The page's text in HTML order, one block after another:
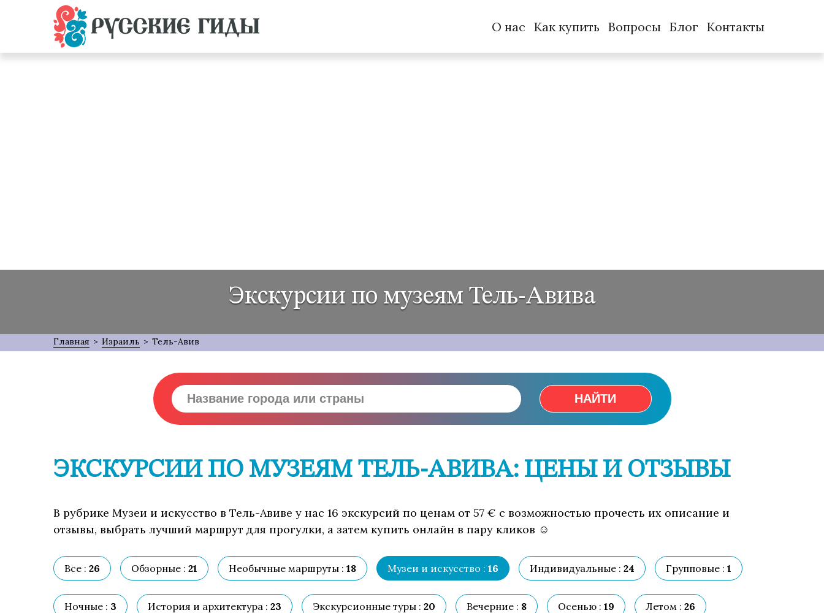
О нас Как купить Вопросы Блог Контакты
Экскурсии по музеям Тель-Авива
Главная > Израиль > Тель-Авив
НАЙТИ
ЭКСКУРСИИ ПО МУЗЕЯМ ТЕЛЬ-АВИВА: ЦЕНЫ И ОТЗЫВЫ
В рубрике Музеи и искусство в Тель-Авиве у нас 16 экскурсий по ценам от 57 € с возможностью прочесть их описание и
отзывы, выбрать лучший маршрут для прогулки, а затем купить онлайн в пару кликов ☺
Все : 26 Обзорные : 21 Необычные маршруты : 18 Музеи и искусство : 16 Индивидуальные : 24 Групповые : 1
Ночные : 3 История и архитектура : 23 Экскурсионные туры : 20 Вечерние : 8 Осенью : 19 Летом : 26